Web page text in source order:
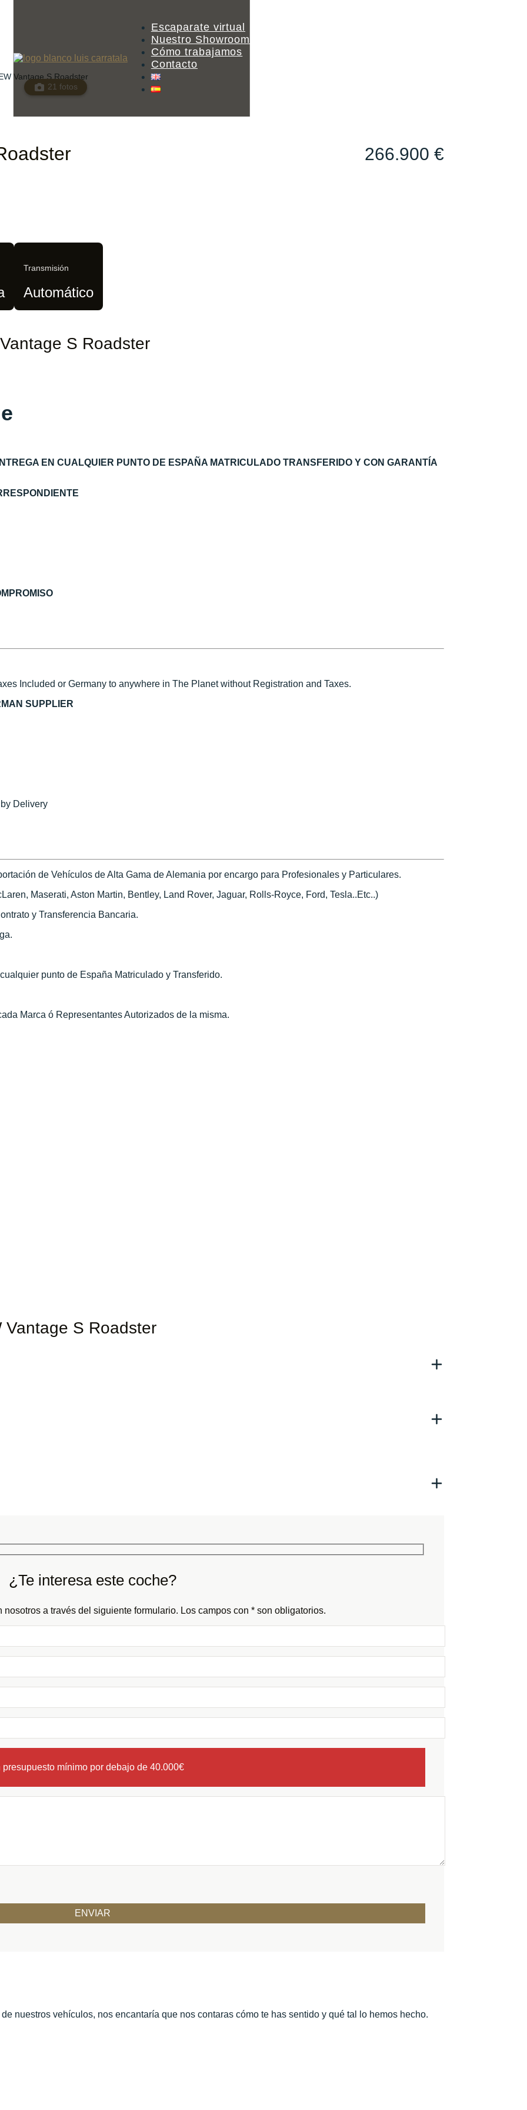
Escaparate virtual
Nuestro Showroom
Cómo trabajamos
Contacto
Vantage S Roadster
21 fotos
266.900 €
Transmisión
Automático
S Roadster
EN CUALQUIER PUNTO DE ESPAÑA MATRICULADO TRANSFERIDO Y CON GARANTÍA
Included or Germany to anywhere in The Planet without Registration and Taxes.
SUPPLIER
Delivery
de Vehículos de Alta Gama de Alemania por encargo para Profesionales y Particulares.
Maserati, Aston Martin, Bentley, Land Rover, Jaguar, Rolls-Royce, Ford, Tesla..Etc..)
y Transferencia Bancaria.
punto de España Matriculado y Transferido.
Marca ó Representantes Autorizados de la misma.
Vantage S Roadster
¿Te interesa este coche?
a través del siguiente formulario. Los campos con * son obligatorios.
mínimo por debajo de 40.000€
nuestros vehículos, nos encantaría que nos contaras cómo te has sentido y qué tal lo hemos hecho.